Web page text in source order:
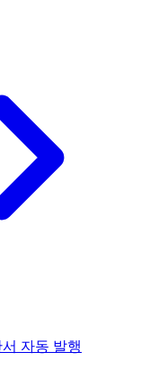
자동 발행